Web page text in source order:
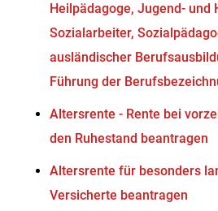
Heilpädagoge, Jugend- und
Sozialarbeiter,
ausländischer
Führung der
Altersrente - Rente bei
den Ruhestand beantragen
Altersrente für besonders
Versicherte beantragen